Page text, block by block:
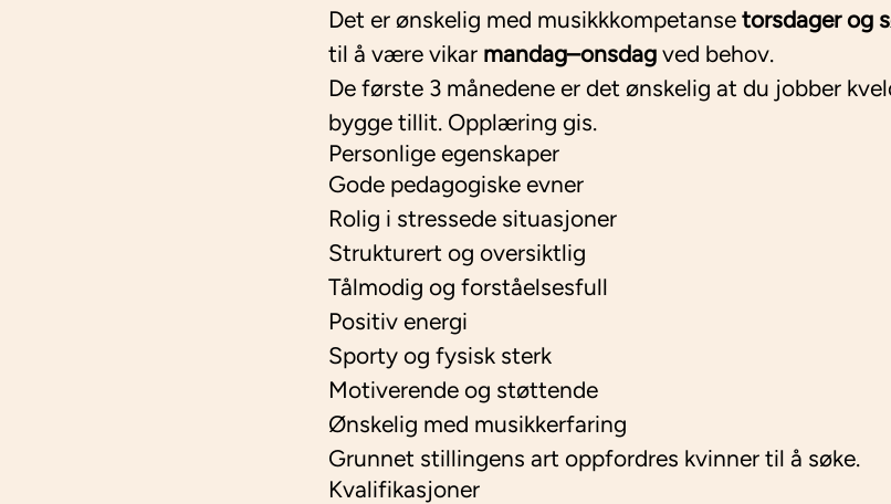
Det er ønskelig med musikkkompetanse torsdager og
til å være vikar mandag–onsdag ved behov.
De første 3 månedene er det ønskelig at du jobber
bygge tillit. Opplæring gis.
Personlige egenskaper
Gode pedagogiske evner
Rolig i stressede situasjoner
Strukturert og oversiktlig
Tålmodig og forståelsesfull
Positiv energi
Sporty og fysisk sterk
Motiverende og støttende
Ønskelig med musikkerfaring
Grunnet stillingens art oppfordres kvinner til å søke.
Kvalifikasjoner